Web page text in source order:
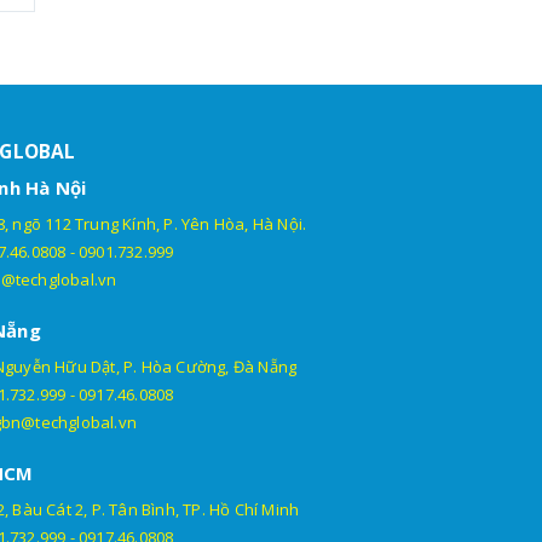
Hà Nội
ngõ 112 Trung Kính, P. Yên Hòa, Hà Nội.
-0901.732.999
Hữu Dật, P. Hòa Cường, Đà Nẵng
-0917.46.0808
Bàu Cát 2, P. Tân Bình, TP. Hồ Chí Minh
-0917.46.0808